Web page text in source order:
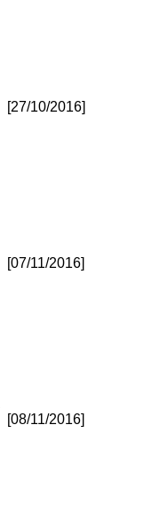
[27/10/2016]
[07/11/2016]
[08/11/2016]